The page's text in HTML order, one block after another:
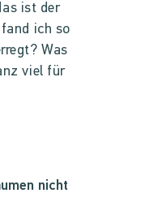
ist der
ich so
Was
viel für
nicht